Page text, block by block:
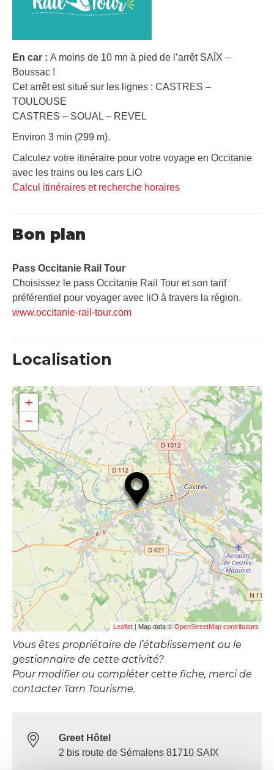
En car : A moins de 10 mn à pied de l’arrêt SAÏX –
Boussac !
Cet arrêt est situé sur les lignes : CASTRES –
TOULOUSE
CASTRES – SOUAL – REVEL
Environ 3 min (299 m).
Calculez votre itinéraire pour votre voyage en Occitanie
avec les trains ou les cars LiO
Calcul itinéraires et recherche horaires
Bon plan
Pass Occitanie Rail Tour​
Choisissez le pass Occitanie Rail Tour et son tarif
préférentiel pour voyager avec liO à travers la région.
www.occitanie-rail-tour.com
Localisation
+
−
Leaflet | Map data © OpenStreetMap contributors
Vous êtes propriétaire de l’établissement ou le
gestionnaire de cette activité?
Pour modifier ou compléter cette fiche, merci de
contacter Tarn Tourisme.
Greet Hôtel
2 bis route de Sémalens 81710 SAIX